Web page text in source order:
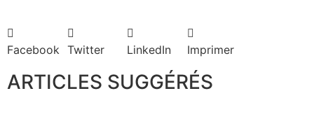
Facebook Twitter LinkedIn Imprimer
ARTICLES SUGGÉRÉS